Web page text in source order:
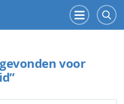
Menu
voor